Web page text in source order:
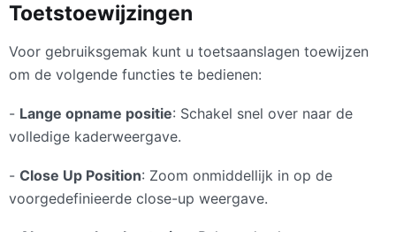
Toetstoewijzingen
Voor gebruiksgemak kunt u toetsaanslagen toewijzen
om de volgende functies te bedienen:
- Lange opname positie: Schakel snel over naar de
volledige kaderweergave.
- Close Up Position: Zoom onmiddellijk in op de
voorgedefinieerde close-up weergave.